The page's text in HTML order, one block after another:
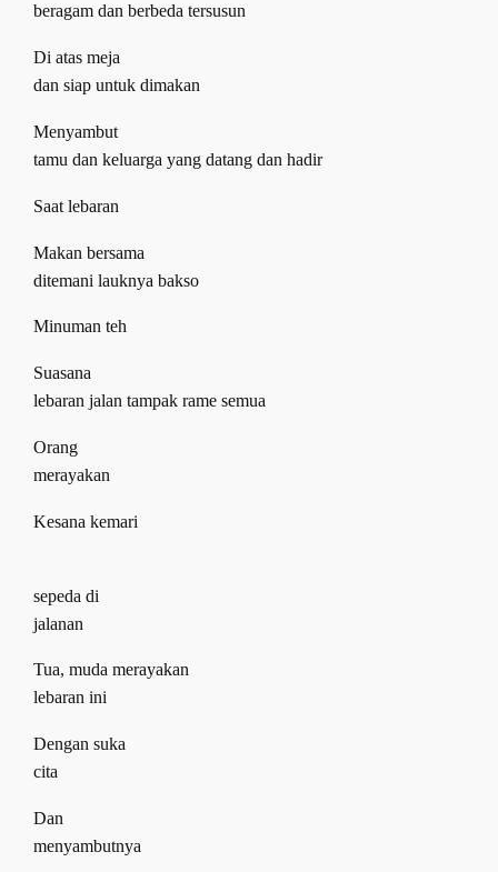
beragam dan berbeda tersusun
Di atas meja
dan siap untuk dimakan
Menyambut
tamu dan keluarga yang datang dan hadir
Saat lebaran
Makan bersama
ditemani lauknya bakso
Minuman teh
Suasana
lebaran jalan tampak rame semua
Orang
merayakan
Kesana kemari
sepeda di
jalanan
Tua,muda merayakan
lebaran ini
Dengan suka
cita
Dan
menyambutnya